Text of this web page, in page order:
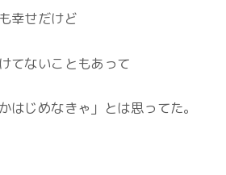
幸せだけど
てないこともあって
はじめなきゃ」とは思ってた。